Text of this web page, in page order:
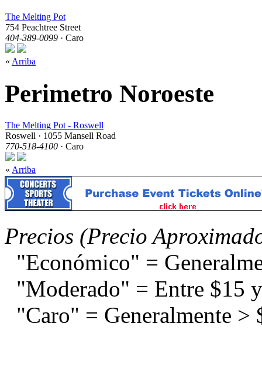
The Melting Pot
754 Peachtree Street
404-389-0099 · Caro
« Arriba
Perimetro Noroeste
The Melting Pot - Roswell
Roswell · 1055 Mansell Road
770-518-4100 · Caro
« Arriba
Precios (Precio
"Económico" =
"Moderado" = Entre $15
"Caro" = Generalmente >